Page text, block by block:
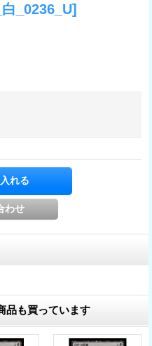
_0236_U]
品も買っています